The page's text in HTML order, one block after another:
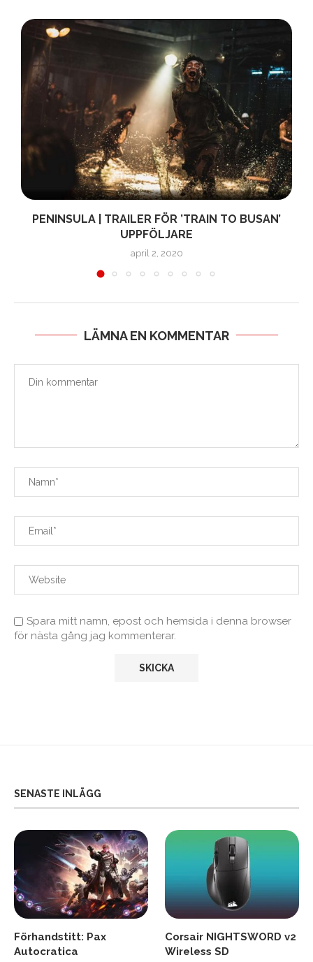
PENINSULA | TRAILER FÖR ’TRAIN TO BUSAN’
UPPFÖLJARE
april 2, 2020
LÄMNA EN KOMMENTAR
Spara mitt namn, epost och hemsida i denna browser
för nästa gång jag kommenterar.
SENASTE INLÄGG
Förhandstitt: Pax
Autocratica
Corsair NIGHTSWORD v2
Wireless SD